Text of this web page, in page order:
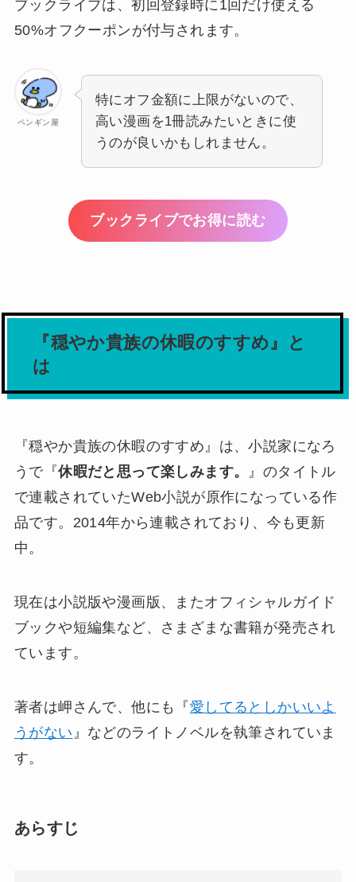
ブックライブは、初回登録時に1回だけ使える
50%オフクーポンが付与されます。
ペンギン屋
特にオフ金額に上限がないので、
高い漫画を1冊読みたいときに使
うのが良いかもしれません。
ブックライブでお得に読む
『穏やか貴族の休暇のすすめ』と
は
『穏やか貴族の休暇のすすめ』は、小説家になろ
うで『休暇だと思って楽しみます。 』のタイトル
で連載されていたWeb小説が原作になっている作
品です。2014年から連載されており、今も更新
中。
現在は小説版や漫画版、またオフィシャルガイド
ブックや短編集など、さまざまな書籍が発売され
ています。
著者は岬さんで、他にも『愛してるとしかいいよ
うがない 』などのライトノベルを執筆されていま
す。
あらすじ